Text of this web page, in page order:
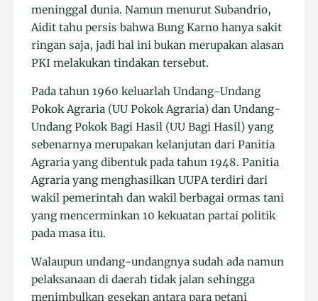
meninggal dunia. Namun menurut Subandrio,
Aidit tahu persis bahwa Bung Karno hanya sakit
ringan saja, jadi hal ini bukan merupakan alasan
PKI melakukan tindakan tersebut.
Pada tahun 1960 keluarlah Undang-Undang
Pokok Agraria (UU Pokok Agraria) dan Undang-
Undang Pokok Bagi Hasil (UU Bagi Hasil) yang
sebenarnya merupakan kelanjutan dari Panitia
Agraria yang dibentuk pada tahun 1948. Panitia
Agraria yang menghasilkan UUPA terdiri dari
wakil pemerintah dan wakil berbagai ormas tani
yang mencerminkan 10 kekuatan partai politik
pada masa itu.
Walaupun undang-undangnya sudah ada namun
pelaksanaan di daerah tidak jalan sehingga
menimbulkan gesekan antara para petani